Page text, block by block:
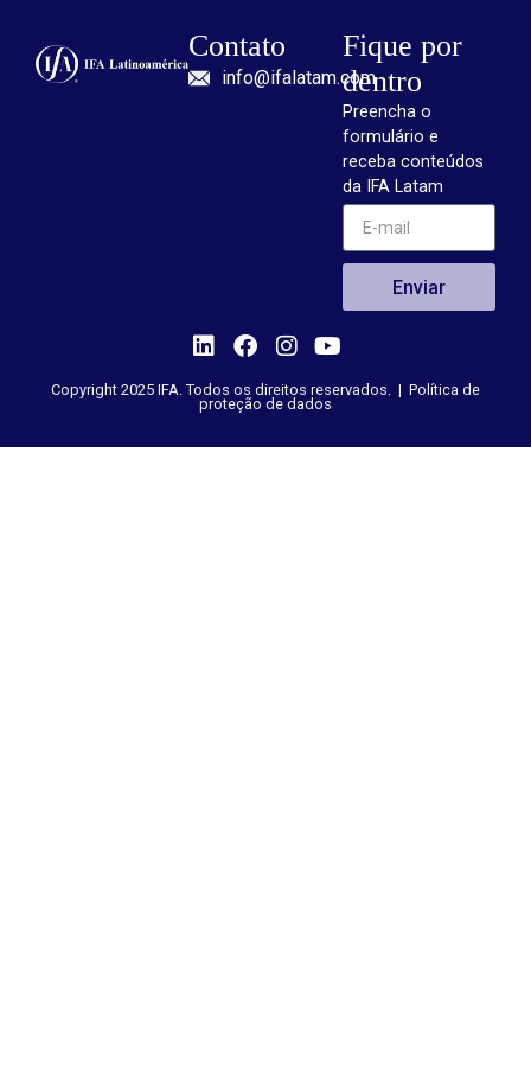
Contato
info@ifalatam.com
Fique por
dentro
Preencha o
formulário e
receba conteúdos
da IFA Latam
Enviar
Copyright 2025 IFA. Todos os direitos reservados. | Política de
proteção de dados